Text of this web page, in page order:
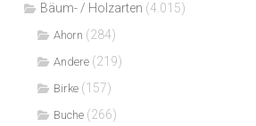
Bäum- / Holzarten (4.015)
Ahorn (284)
Andere (219)
Birke (157)
Buche (266)